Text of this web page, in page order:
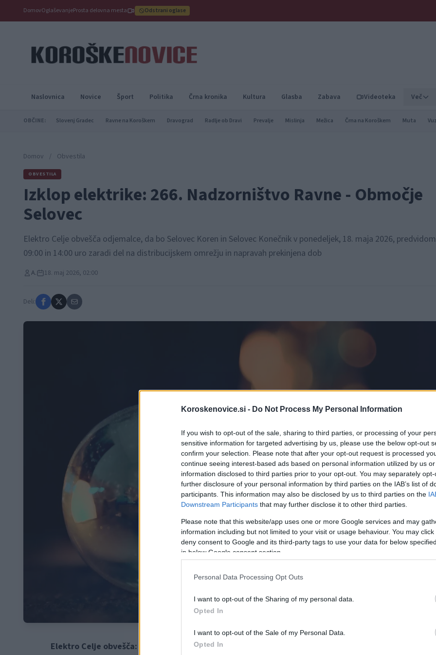
Koroskenovice.si - Do Not Process My Personal Information
If you wish to opt-out of the sale, sharing to third parties, or processing of your
sensitive information for targeted advertising by us, please use the below opt-out
confirm your selection. Please note that after your opt-out request is processed
continue seeing interest-based ads based on personal information utilized by us
information disclosed to third parties prior to your opt-out. You may separately
further disclosure of your personal information by third parties on the IAB’s list of
participants. This information may also be disclosed by us to third parties on the
Downstream Participants that may further disclose it to other third parties.
Please note that this website/app uses one or more Google services and may
information including but not limited to your visit or usage behaviour. You may
deny consent to Google and its third-party tags to use your data for below
in below Google consent section.
Personal Data Processing Opt Outs
I want to opt-out of the Sharing of my personal data.
Opted In
I want to opt-out of the Sale of my Personal Data.
Opted In
DomovOglaševanjeProsta delovna mesta Odstrani oglase
Naslovnica Novice Šport Politika Črna kronika Kultura Glasba Zabava Videoteka Več
OBČINE: Slovenj Gradec Ravne na Koroškem Dravograd Radlje ob Dravi Prevalje Mislinja Mežica Črna na Koroškem Muta
Domov / Obvestila
OBVESTILA
Izklop elektrike: 266. Nadzorništvo Ravne - Območje
Selovec
Elektro Celje obvešča odjemalce, da bo Selovec Koren in Selovec Konečnik v ponedeljek, 18. maja 2026,
09:00 in 14:00 uro zaradi del na distribucijskem omrežju in napravah prekinjena dob
A. 18. maj 2026, 02:00
Deli:
Elektro Celje obvešča: